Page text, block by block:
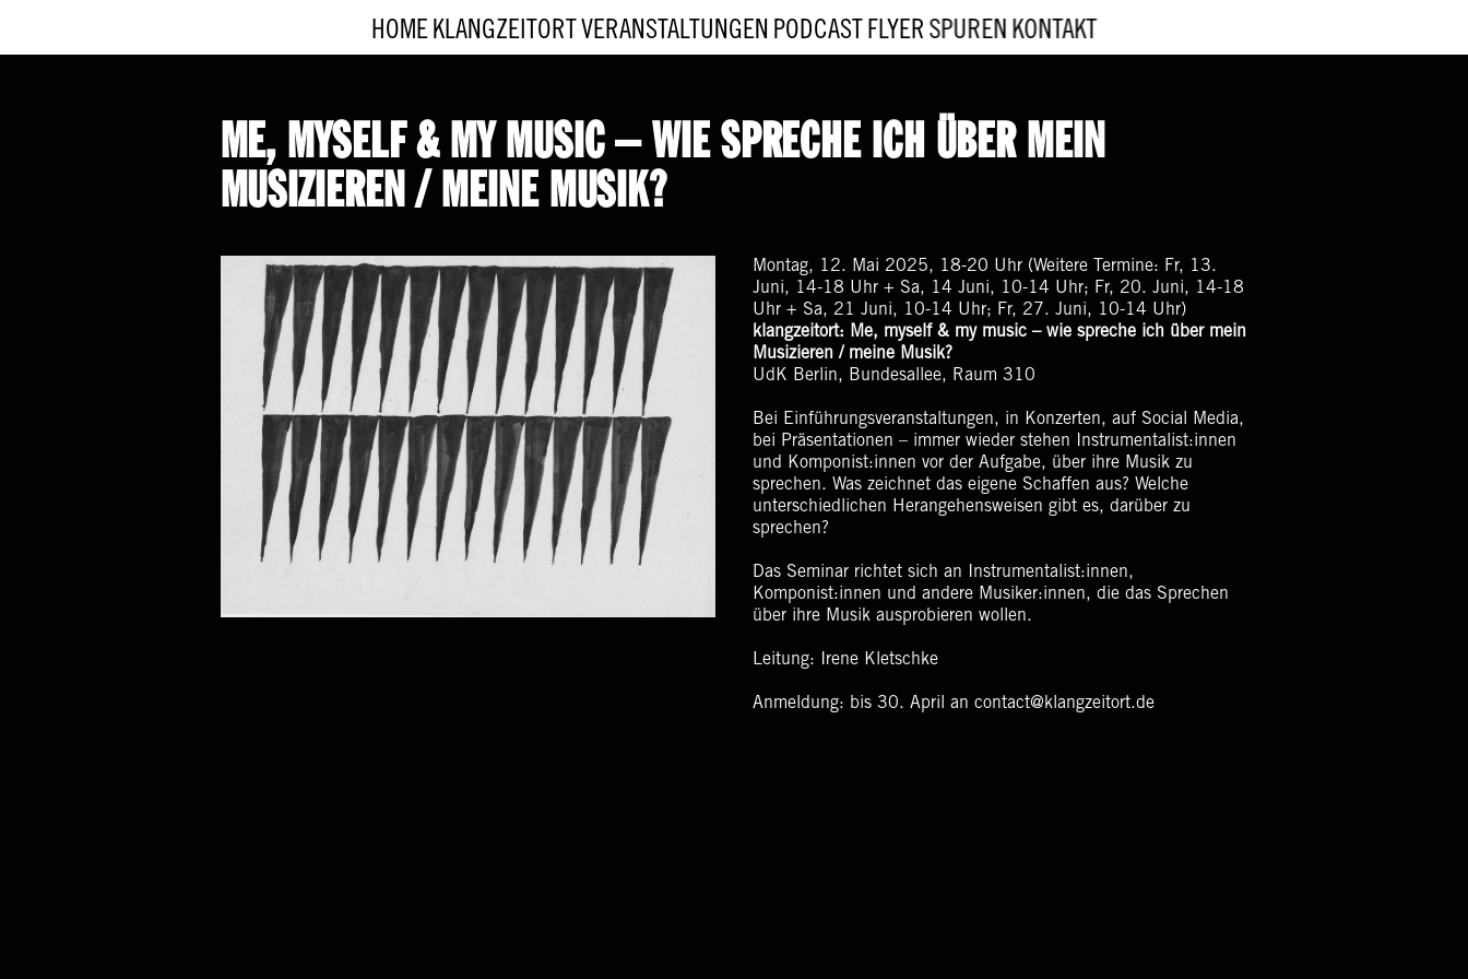
HOME KLANGZEITORT VERANSTALTUNGEN PODCAST FLYER SPUREN KONTAKT
ME, MYSELF & MY MUSIC – WIE SPRECHE ICH ÜBER MEIN
MUSIZIEREN / MEINE MUSIK?
Montag, 12. Mai 2025, 18-20 Uhr (Weitere Termine: Fr, 13.
Juni, 14-18 Uhr + Sa, 14 Juni, 10-14 Uhr; Fr, 20. Juni, 14-18
Uhr + Sa, 21 Juni, 10-14 Uhr; Fr, 27. Juni, 10-14 Uhr)
klangzeitort: Me, myself & my music – wie spreche ich über mein
Musizieren / meine Musik?
UdK Berlin, Bundesallee, Raum 310
Bei Einführungsveranstaltungen, in Konzerten, auf Social Media,
bei Präsentationen – immer wieder stehen Instrumentalist:innen
und Komponist:innen vor der Aufgabe, über ihre Musik zu
sprechen. Was zeichnet das eigene Schaffen aus? Welche
unterschiedlichen Herangehensweisen gibt es, darüber zu
sprechen?
Das Seminar richtet sich an Instrumentalist:innen,
Komponist:innen und andere Musiker:innen, die das Sprechen
über ihre Musik ausprobieren wollen.
Leitung: Irene Kletschke
Anmeldung: bis 30. April an contact@klangzeitort.de